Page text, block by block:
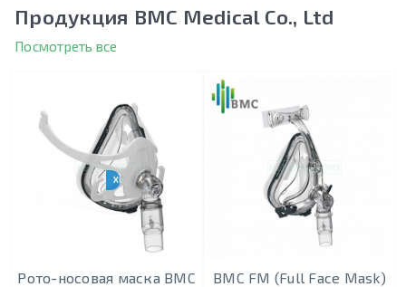
Продукция BMC Medical Co., Ltd
Посмотреть все
ХИТ ПРОДАЖ
Рото-носовая маска BMC
BMC FM (Full Face Mask)